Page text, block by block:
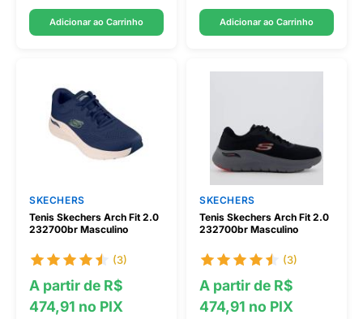
Adicionar ao Carrinho Adicionar ao Carrinho
SKECHERS
Tenis Skechers Arch Fit 2.0
232700br Masculino
(3)
A partir de R$
474,91 no PIX
SKECHERS
Tenis Skechers Arch Fit 2.0
232700br Masculino
(3)
A partir de R$
474,91 no PIX